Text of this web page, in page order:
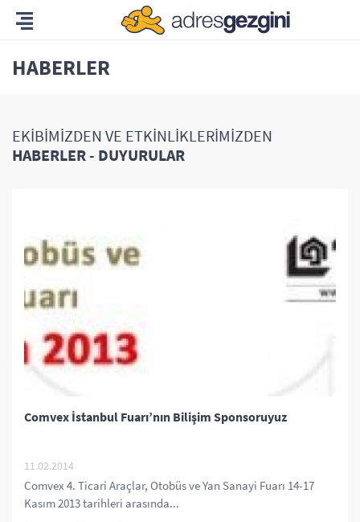
HABERLER
EKİBİMİZDEN VE ETKİNLİKLERİMİZDEN
HABERLER - DUYURULAR
Comvex İstanbul Fuarı’nın Bilişim Sponsoruyuz
11.02.2014
Comvex 4. Ticari Araçlar, Otobüs ve Yan Sanayi Fuarı 14-17
Kasım 2013 tarihleri arasında...